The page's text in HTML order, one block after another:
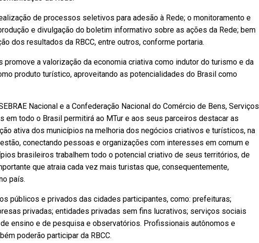
de processos seletivos para adesão à Rede; o monitoramento e
e divulgação do boletim informativo sobre as ações da Rede; bem
dos resultados da RBCC, entre outros, conforme portaria.
promove a valorização da economia criativa como indutor do turismo e da
produto turístico, aproveitando as potencialidades do Brasil como
Nacional e a Confederação Nacional do Comércio de Bens, Serviços
em todo o Brasil permitirá ao MTur e aos seus parceiros destacar as
ativa dos municípios na melhoria dos negócios criativos e turísticos, na
conectando pessoas e organizações com interesses em comum e
brasileiros trabalhem todo o potencial criativo de seus territórios, de
que atraia cada vez mais turistas que, consequentemente,
país.
públicos e privados das cidades participantes, como: prefeituras;
privadas; entidades privadas sem fins lucrativos; serviços sociais
ensino e de pesquisa e observatórios. Profissionais autônomos e
poderão participar da RBCC.